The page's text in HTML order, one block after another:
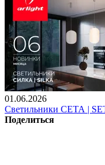
01.06.2026
Светильники СЕТА |
Поделиться